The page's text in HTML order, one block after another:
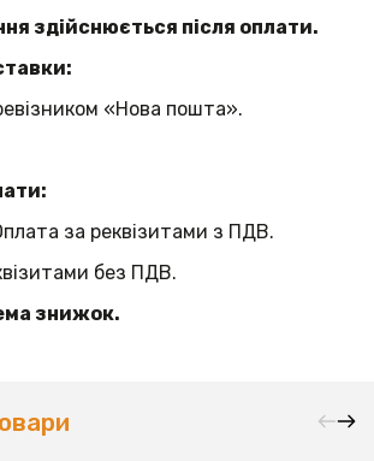
здійснюється після оплати.
«Нова пошта».
за реквізитами з ПДВ.
без ПДВ.
знижок.